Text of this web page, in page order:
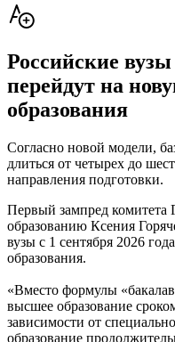
Российские вузы
перейдут на
образования
Согласно новой модели,
длиться от четырех до
направления подготовки.
Первый зампред
образованию Ксения
вузы с 1 сентября 2026
образования.
«Вместо формулы
высшее образование
зависимости от
образование